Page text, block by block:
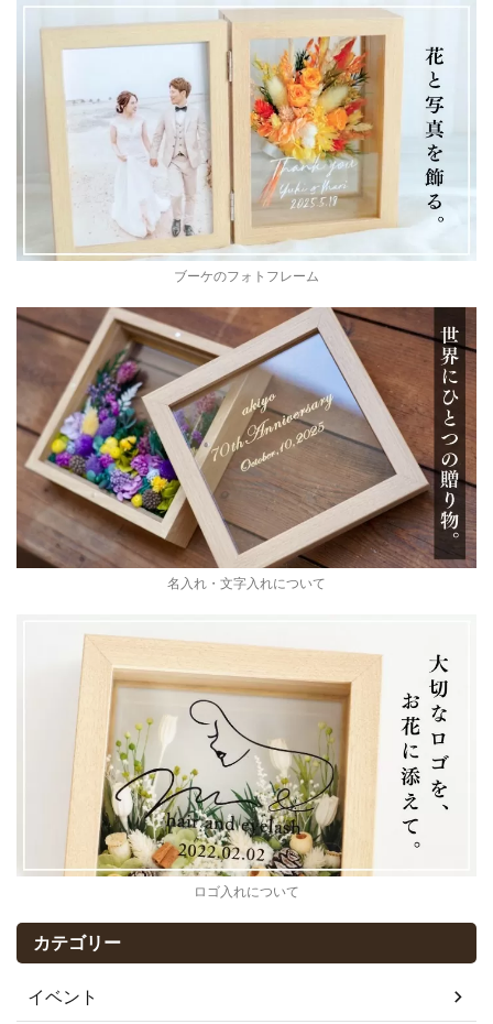
ブーケのフォトフレーム
名入れ・文字入れについて
ロゴ入れについて
カテゴリー
イベント